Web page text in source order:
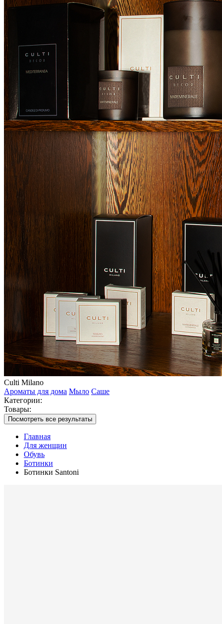
Culti Milano
Ароматы для дома Мыло Саше
Категории:
Товары:
Посмотреть все результаты
Главная
Для женщин
Обувь
Ботинки
Ботинки Santoni